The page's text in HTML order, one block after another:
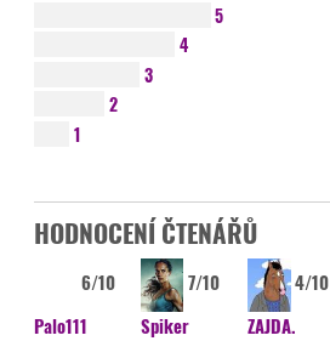
5
4
3
2
1
HODNOCENÍ ČTENÁŘŮ
6/10
Palo111
7/10
Spiker
4/10
ZAJDA.